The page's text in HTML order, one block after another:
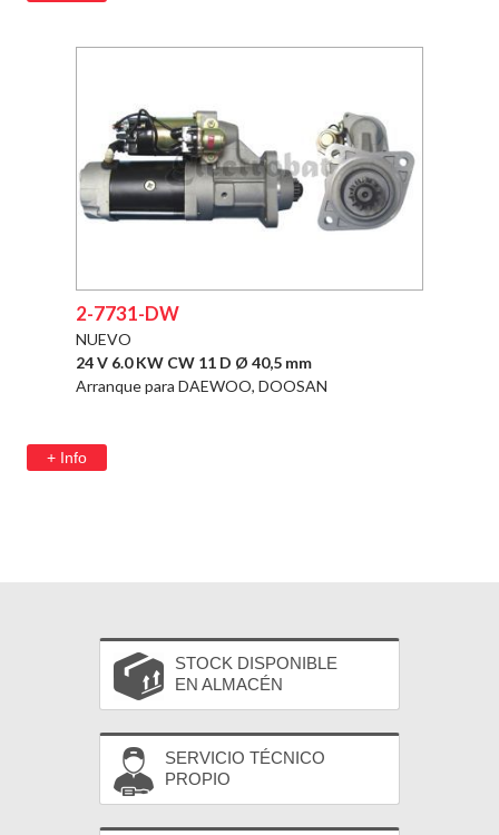
2-7731-DW
NUEVO
24 V 6.0 KW CW 11 D Ø 40,5 mm
Arranque para DAEWOO, DOOSAN
+ Info
STOCK DISPONIBLE
EN ALMACÉN
SERVICIO TÉCNICO
PROPIO